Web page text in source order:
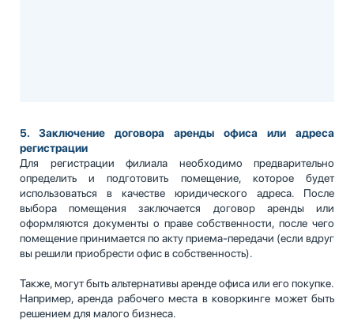
5. Заключение договора аренды офиса или адреса
регистрации
Для регистрации филиала необходимо предварительно
определить и подготовить помещение, которое будет
использоваться в качестве юридического адреса. После
выбора помещения заключается договор аренды или
оформляются документы о праве собственности, после чего
помещение принимается по акту приема-передачи (если вдруг
вы решили приобрести офис в собственность).
Также, могут быть альтернативы аренде офиса или его покупке.
Например, аренда рабочего места в коворкинге может быть
решением для малого бизнеса.